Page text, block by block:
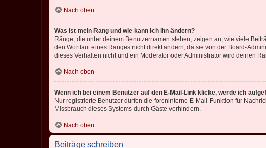
Nach oben
Was ist mein Rang und wie kann ich ihn ändern?
Ränge, die unter deinem Benutzernamen stehen, zeigen an, wie viele
den Wortlaut eines Ranges nicht direkt ändern, da sie von der Board-
dieses Verhalten nicht und ein Moderator oder Administrator wird deinen
Nach oben
Wenn ich bei einem Benutzer auf den E-Mail-Link klicke, werde ich
Nur registrierte Benutzer dürfen die foreninterne E-Mail-Funktion für
Missbrauch dieses Systems durch Gäste verhindern.
Nach oben
Beiträge schreiben